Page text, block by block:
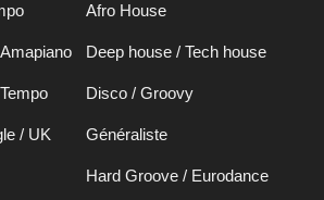
Afro House
Deep house / Tech house
Disco / Groovy
/ UK Généraliste
Hard Groove / Eurodance